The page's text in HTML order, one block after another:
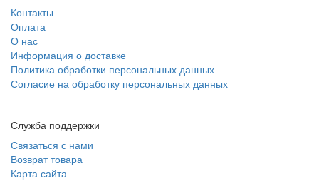
Контакты
Оплата
О нас
Информация о доставке
Политика обработки персональных данных
Согласие на обработку персональных данных
Служба поддержки
Связаться с нами
Возврат товара
Карта сайта